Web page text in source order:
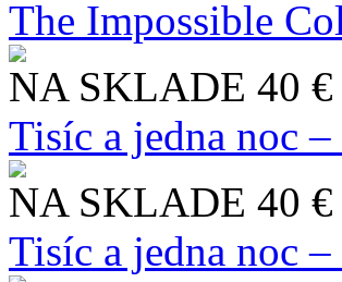
The Impossible
NA SKLADE 40 €
Tisíc a jedna noc
NA SKLADE 40 €
Tisíc a jedna noc